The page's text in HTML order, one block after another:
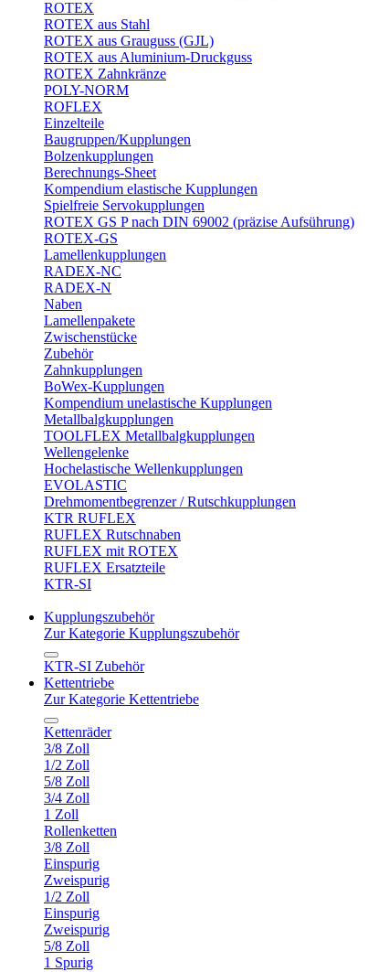
ROTEX
ROTEX aus Stahl
ROTEX aus Grauguss (GJL)
ROTEX aus Aluminium-Druckguss
ROTEX Zahnkränze
POLY-NORM
ROFLEX
Einzelteile
Baugruppen/Kupplungen
Bolzenkupplungen
Berechnungs-Sheet
Kompendium elastische Kupplungen
Spielfreie Servokupplungen
ROTEX GS P nach DIN 69002 (präzise Aufsührung)
ROTEX-GS
Lamellenkupplungen
RADEX-NC
RADEX-N
Naben
Lamellenpakete
Zwischenstücke
Zubehör
Zahnkupplungen
BoWex-Kupplungen
Kompendium unelastische Kupplungen
Metallbalgkupplungen
TOOLFLEX Metallbalgkupplungen
Wellengelenke
Hochelastische Wellenkupplungen
EVOLASTIC
Drehmomentbegrenzer / Rutschkupplungen
KTR RUFLEX
RUFLEX Rutschnaben
RUFLEX mit ROTEX
RUFLEX Ersatzteile
KTR-SI
Kupplungszubehör
Zur Kategorie Kupplungszubehör
KTR-SI Zubehör
Kettentriebe
Zur Kategorie Kettentriebe
Kettenräder
3/8 Zoll
1/2 Zoll
5/8 Zoll
3/4 Zoll
1 Zoll
Rollenketten
3/8 Zoll
Einspurig
Zweispurig
1/2 Zoll
Einspurig
Zweispurig
5/8 Zoll
1 Spurig